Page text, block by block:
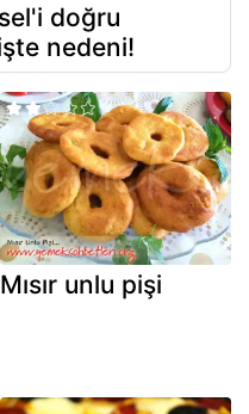
doğru
nedeni!
Mısır unlu pişi